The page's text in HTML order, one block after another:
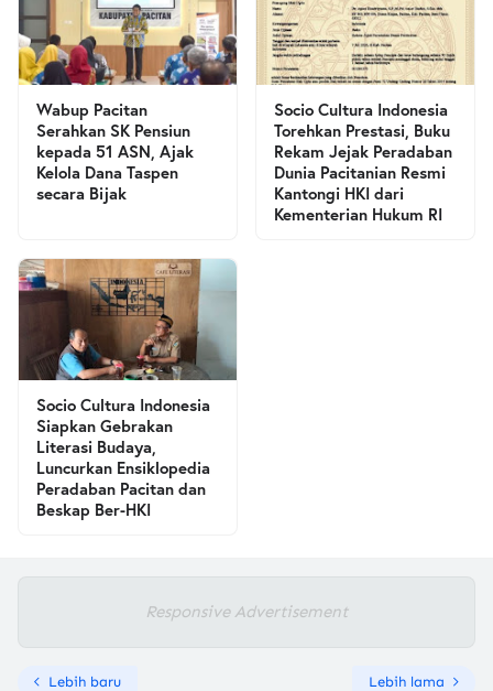
Wabup Pacitan
Serahkan SK Pensiun
kepada 51 ASN, Ajak
Kelola Dana Taspen
secara Bijak
Socio Cultura Indonesia
Torehkan Prestasi, Buku
Rekam Jejak Peradaban
Dunia Pacitanian Resmi
Kantongi HKI dari
Kementerian Hukum RI
Socio Cultura Indonesia
Siapkan Gebrakan
Literasi Budaya,
Luncurkan Ensiklopedia
Peradaban Pacitan dan
Beskap Ber-HKI
Responsive Advertisement
Lebih baru Lebih lama